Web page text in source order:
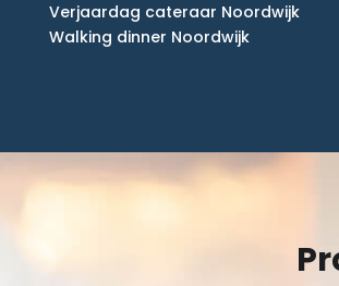
Verjaardag cateraar Noordwijk
Walking dinner Noordwijk